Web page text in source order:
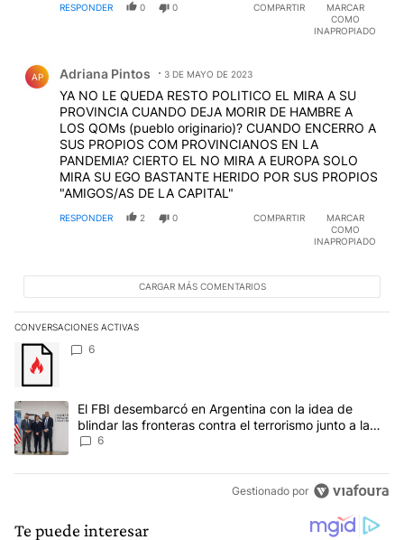
Carlitos Tevez que el aun venido de fuerte apache se
lamento la miseria de Formosa .....se acuerdan ...
RESPONDER 0 0 COMPARTIR
MARCAR
COMO
INAPROPIADO
AP Adriana Pintos 3 DE MAYO DE 2023
YA NO LE QUEDA RESTO POLITICO EL MIRA A SU
PROVINCIA CUANDO DEJA MORIR DE HAMBRE A
LOS QOMs (pueblo originario)? CUANDO ENCERRO A
SUS PROPIOS COM PROVINCIANOS EN LA
PANDEMIA? CIERTO EL NO MIRA A EUROPA SOLO
MIRA SU EGO BASTANTE HERIDO POR SUS PROPIOS
"AMIGOS/AS DE LA CAPITAL"
RESPONDER 2 0 COMPARTIR
MARCAR
COMO
INAPROPIADO
CARGAR MÁS COMENTARIOS
CONVERSACIONES ACTIVAS
Este listado muestra los artículos con más comentarios en los
Un artículo de tendencia con el título "" con 6 comentarios.
6
Un artículo de tendencia con el título "El FBI desembarcó en
El FBI desembarcó en Argentina con la idea de
blindar las fronteras contra el terrorismo junto a la
SIDE
6
Gestionado por